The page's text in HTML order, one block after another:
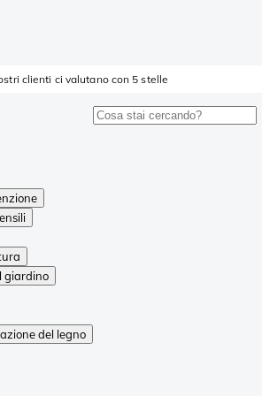
clienti ci valutano con 5 stelle
giardino
del legno